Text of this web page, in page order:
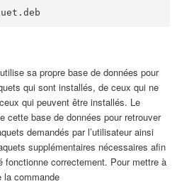
sa propre base de données pour
qui sont installés, de ceux qui ne
qui peuvent être installés. Le
cette base de données pour retrouver
demandés par l’utilisateur ainsi
supplémentaires nécessaires afin
fonctionne correctement. Pour mettre à
commande